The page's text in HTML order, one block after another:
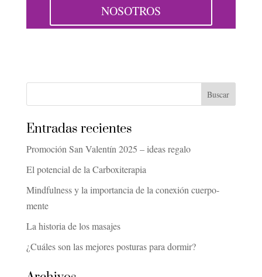
NOSOTROS
Entradas recientes
Promoción San Valentín 2025 – ideas regalo
El potencial de la Carboxiterapia
Mindfulness y la importancia de la conexión cuerpo-
mente
La historia de los masajes
¿Cuáles son las mejores posturas para dormir?